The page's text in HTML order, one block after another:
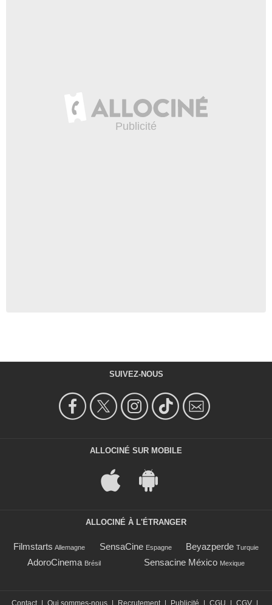
SUIVEZ-NOUS
ALLOCINÉ SUR MOBILE
ALLOCINÉ À L'ÉTRANGER
Filmstarts Allemagne SensaCine Espagne Beyazperde Turquie
AdoroCinema Brésil Sensacine México Mexique